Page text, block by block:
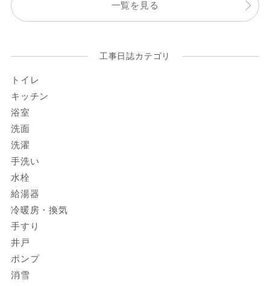
一覧を見る
工事日誌カテゴリ
トイレ
キッチン
浴室
洗面
洗濯
手洗い
水栓
給湯器
冷暖房・換気
手すり
井戸
ポンプ
消雪